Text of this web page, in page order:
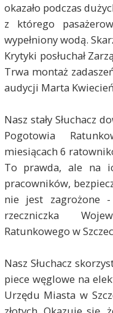
okazało podczas
z którego
wypełniony wodą.
Krytyki posłuchał
Trwa montaż
audycji Marta
Nasz stały Słuchacz
Pogotowia
miesiącach 6
To prawda, ale na
pracowników,
nie jest zagrożone -
rzeczniczka
Ratunkowego w
Nasz Słuchacz
piece węglowe na
Urzędu Miasta w